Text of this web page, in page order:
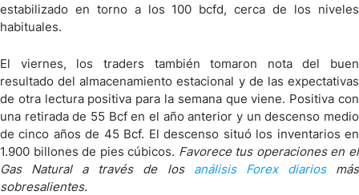
estabilizado en torno a los 100 bcfd, cerca de los niveles
habituales.
El viernes, los traders también tomaron nota del buen
resultado del almacenamiento estacional y de las expectativas
de otra lectura positiva para la semana que viene. Positiva con
una retirada de 55 Bcf en el año anterior y un descenso medio
de cinco años de 45 Bcf. El descenso situó los inventarios en
1.900 billones de pies cúbicos. Favorece tus operaciones en el
Gas Natural a través de los análisis Forex diariosmás
sobresalientes.